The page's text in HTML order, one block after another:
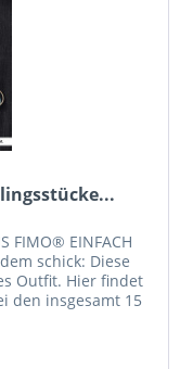
FIMO® EINFACH
schick: Diese
Outfit. Hier findet
den insgesamt 15